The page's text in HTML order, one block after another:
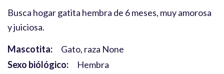
Busca hogar gatita hembra de 6 meses, muy amorosa
y juiciosa.
Mascotita:
Gato, raza None
Sexo biólógico:
Hembra